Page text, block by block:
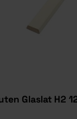
Glaslat H2